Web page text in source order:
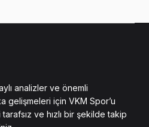
analizler ve önemli
gelişmeleri için VKM Spor’u
ve hızlı bir şekilde takip